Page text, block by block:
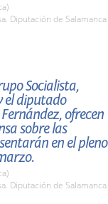
Diputación de Salamanca
Socialista,
el diputado
ofrecen
sobre las
en el pleno
Diputación de Salamanca